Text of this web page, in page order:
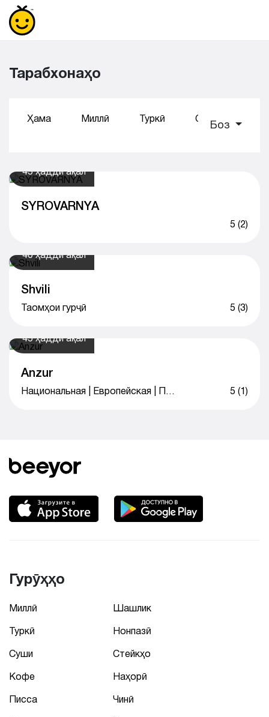
Тарабхонаҳо
Ҳама Миллӣ Туркӣ Суши
Боз
45 ҳадди ақал
SYROVARNYA
5 (2)
40 ҳадди ақал
Shvili
Таомҳои гурҷӣ 5 (3)
45 ҳадди ақал
Anzur
Национальная | Европейская | Паназиатская кухня 5 (1)
Гурӯҳҳо
Миллӣ
Туркӣ
Суши
Кофе
Писса
Шашлик
Нонпазӣ
Стейкҳо
Наҳорӣ
Чинӣ